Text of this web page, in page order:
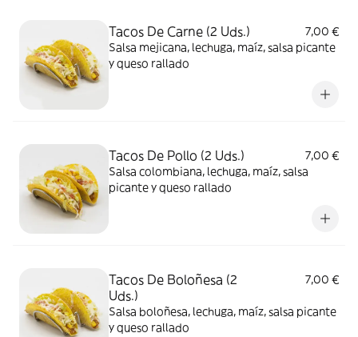
Tacos De Carne (2 Uds.)
7,00 €
Salsa mejicana, lechuga, maíz, salsa picante
y queso rallado
Tacos De Pollo (2 Uds.)
7,00 €
Salsa colombiana, lechuga, maíz, salsa
picante y queso rallado
Tacos De Boloñesa (2
Uds.)
7,00 €
Salsa boloñesa, lechuga, maíz, salsa picante
y queso rallado